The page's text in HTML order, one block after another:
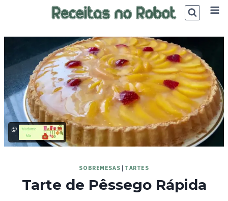
©
SOBREMESAS | TARTES
Tarte de Pêssego Rápida